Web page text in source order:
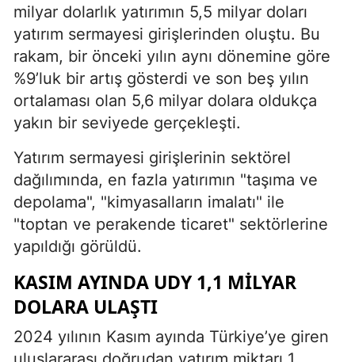
milyar dolarlık yatırımın 5,5 milyar doları
yatırım sermayesi girişlerinden oluştu. Bu
rakam, bir önceki yılın aynı dönemine göre
%9’luk bir artış gösterdi ve son beş yılın
ortalaması olan 5,6 milyar dolara oldukça
yakın bir seviyede gerçekleşti.
Yatırım sermayesi girişlerinin sektörel
dağılımında, en fazla yatırımın "taşıma ve
depolama", "kimyasalların imalatı" ile
"toptan ve perakende ticaret" sektörlerine
yapıldığı görüldü.
KASIM AYINDA UDY 1,1 MILYAR
DOLARA ULAŞTI
2024 yılının Kasım ayında Türkiye’ye giren